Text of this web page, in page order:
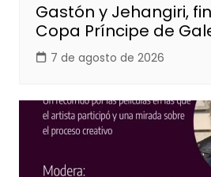
Gastón y Jehangiri,
Copa Príncipe de
7 de agosto de 2026